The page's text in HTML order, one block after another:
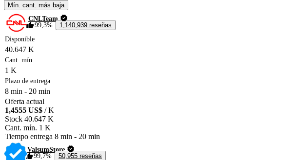
Mín. cant. más baja
CNLTeam
99,3%
1,140,939 reseñas
Disponible
40.647 K
Cant. mín.
1 K
Plazo de entrega
8 min - 20 min
Oferta actual
1,4555 US$ / K
Stock 40.647 K
Cant. mín. 1 K
Tiempo entrega 8 min - 20 min
ValsumStore
99,7%
50,955 reseñas